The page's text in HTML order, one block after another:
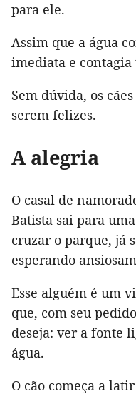
para ele.
Assim que a água
imediata e contagia
Sem dúvida, os
serem felizes.
A alegria
O casal de
Batista sai para
cruzar o parque, já
esperando
Esse alguém é um
que, com seu
deseja: ver a fonte
água.
O cão começa a